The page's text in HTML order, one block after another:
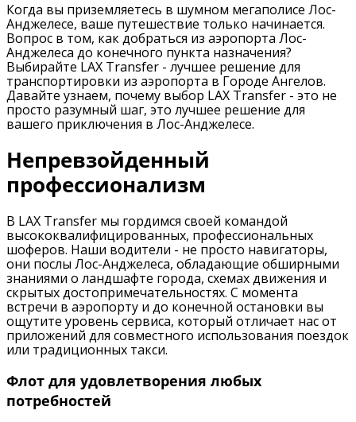
Когда вы приземляетесь в шумном мегаполисе Лос-
Анджелесе, ваше путешествие только начинается.
Вопрос в том, как добраться из аэропорта Лос-
Анджелеса до конечного пункта назначения?
Выбирайте LAX Transfer - лучшее решение для
транспортировки из аэропорта в Городе Ангелов.
Давайте узнаем, почему выбор LAX Transfer - это не
просто разумный шаг, это лучшее решение для
вашего приключения в Лос-Анджелесе.
Непревзойденный
профессионализм
В LAX Transfer мы гордимся своей командой
высококвалифицированных, профессиональных
шоферов. Наши водители - не просто навигаторы,
они послы Лос-Анджелеса, обладающие обширными
знаниями о ландшафте города, схемах движения и
скрытых достопримечательностях. С момента
встречи в аэропорту и до конечной остановки вы
ощутите уровень сервиса, который отличает нас от
приложений для совместного использования поездок
или традиционных такси.
Флот для удовлетворения любых
потребностей